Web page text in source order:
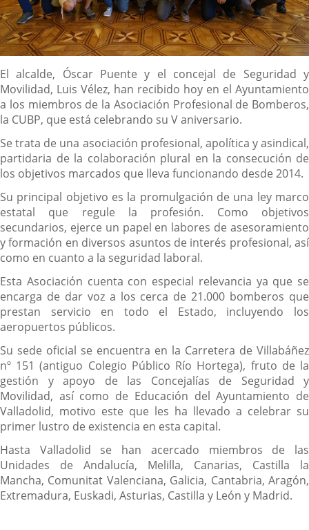
Descripción
El alcalde, Óscar Puente y el concejal de Seguridad y
Movilidad, Luis Vélez, han recibido hoy en el Ayuntamiento
a los miembros de la Asociación Profesional de Bomberos,
la CUBP, que está celebrando su V aniversario.
Se trata de una asociación profesional, apolítica y asindical,
partidaria de la colaboración plural en la consecución de
los objetivos marcados que lleva funcionando desde 2014.
Su principal objetivo es la promulgación de una ley marco
estatal que regule la profesión. Como objetivos
secundarios, ejerce un papel en labores de asesoramiento
y formación en diversos asuntos de interés profesional, así
como en cuanto a la seguridad laboral.
Esta Asociación cuenta con especial relevancia ya que se
encarga de dar voz a los cerca de 21.000 bomberos que
prestan servicio en todo el Estado, incluyendo los
aeropuertos públicos.
Su sede oficial se encuentra en la Carretera de Villabáñez
nº 151 (antiguo Colegio Público Río Hortega), fruto de la
gestión y apoyo de las Concejalías de Seguridad y
Movilidad, así como de Educación del Ayuntamiento de
Valladolid, motivo este que les ha llevado a celebrar su
primer lustro de existencia en esta capital.
Hasta Valladolid se han acercado miembros de las
Unidades de Andalucía, Melilla, Canarias, Castilla la
Mancha, Comunitat Valenciana, Galicia, Cantabria, Aragón,
Extremadura, Euskadi, Asturias, Castilla y León y Madrid.